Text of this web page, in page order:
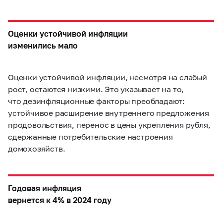
Оценки устойчивой инфляции
изменились мало
Оценки устойчивой инфляции, несмотря на слабый
рост, остаются низкими. Это указывает на то,
что дезинфляционные факторы преобладают:
устойчивое расширение внутреннего предложения
продовольствия, перенос в цены укрепления рубля,
сдержанные потребительские настроения
домохозяйств.
Годовая инфляция
вернется к 4% в 2024 году